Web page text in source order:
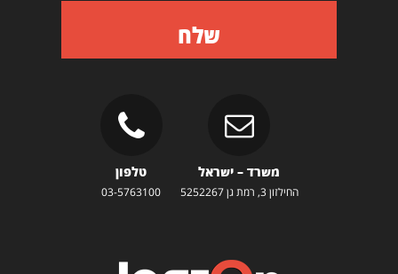
שלח
משרד – ישראל
החילזון 3, רמת גן 5252267
טלפון
03-5763100